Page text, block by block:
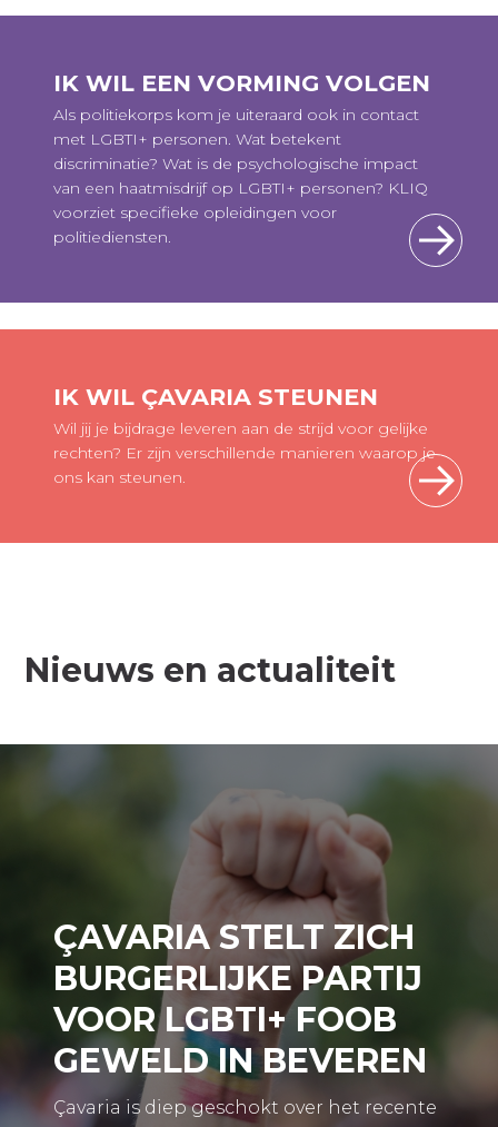
IK WIL EEN VORMING VOLGEN
Als politiekorps kom je uiteraard ook in contact
met LGBTI+ personen. Wat betekent
discriminatie? Wat is de psychologische impact
van een haatmisdrijf op LGBTI+ personen? KLIQ
voorziet specifieke opleidingen voor
politiediensten.
IK WIL ÇAVARIA STEUNEN
Wil jij je bijdrage leveren aan de strijd voor gelijke
rechten? Er zijn verschillende manieren waarop je
ons kan steunen.
Nieuws en actualiteit
ÇAVARIA STELT ZICH
BURGERLIJKE PARTIJ
VOOR LGBTI+ FOOB
GEWELD IN BEVEREN
Çavaria is diep geschokt over het recente